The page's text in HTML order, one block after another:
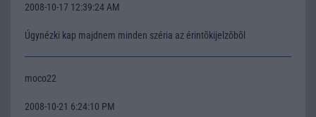
2008-10-17 12:39:24 AM
Úgynézki kap majdnem minden széria az érintõkijelzõbõl
moco22
2008-10-21 6:24:10 PM